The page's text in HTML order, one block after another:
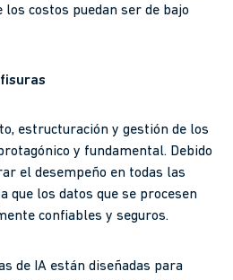
los costos puedan ser de bajo
estructuración y gestión de los
y fundamental. Debido
el desempeño en todas las
que los datos que se procesen
confiables y seguros.
de IA están diseñadas para